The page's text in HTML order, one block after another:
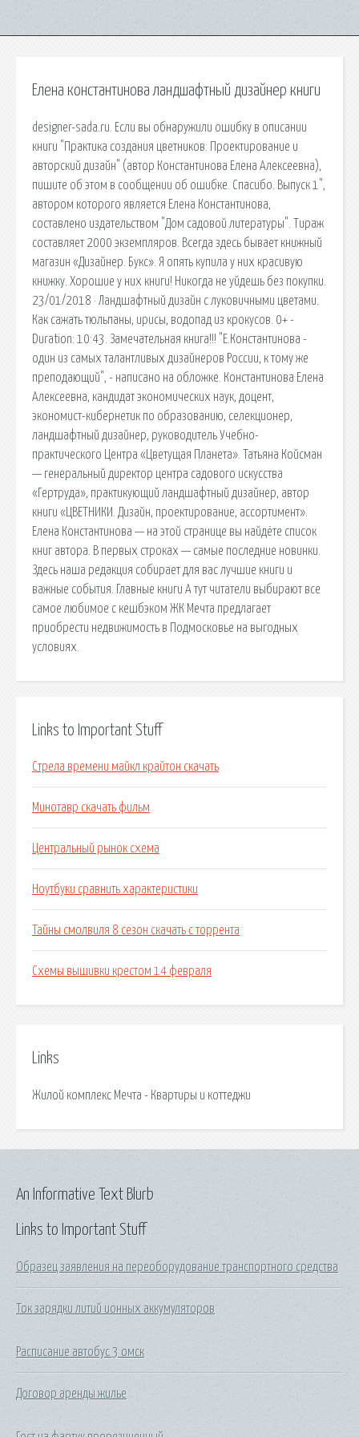
Елена константинова ландшафтный дизайнер книги
designer-sada.ru. Если вы обнаружили ошибку в описании
книги "Практика создания цветников: Проектирование и
авторский дизайн" (автор Константинова Елена Алексеевна),
пишите об этом в сообщении об ошибке. Спасибо. Выпуск 1",
автором которого является Елена Константинова,
составлено издательством "Дом садовой литературы". Тираж
составляет 2000 экземпляров. Всегда здесь бывает книжный
магазин «Дизайнер. Букс». Я опять купила у них красивую
книжку. Хорошие у них книги! Никогда не уйдешь без покупки.
23/01/2018 · Ландшафтный дизайн с луковичными цветами.
Как сажать тюльпаны, ирисы, водопад из крокусов. 0+ -
Duration: 10:43. Замечательная книга!!! "Е.Константинова -
один из самых талантливых дизайнеров России, к тому же
преподающий", - написано на обложке. Константинова Елена
Алексеевна, кандидат экономических наук, доцент,
экономист-кибернетик по образованию, селекционер,
ландшафтный дизайнер, руководитель Учебно-
практического Центра «Цветущая Планета». Татьяна Койсман
— генеральный директор центра садового искусства
«Гертруда», практикующий ландшафтный дизайнер, автор
книги «ЦВЕТНИКИ. Дизайн, проектирование, ассортимент».
Елена Константинова — на этой странице вы найдёте список
книг автора. В первых строках — самые последние новинки.
Здесь наша редакция собирает для вас лучшие книги и
важные события. Главные книги А тут читатели выбирают все
самое любимое с кешбэком ЖК Мечта предлагает
приобрести недвижимость в Подмосковье на выгодных
условиях.
Links to Important Stuff
Стрела времени майкл крайтон скачать
Минотавр скачать фильм
Центральный рынок схема
Ноутбуки сравнить характеристики
Тайны смолвиля 8 сезон скачать с торрента
Схемы вышивки крестом 14 февраля
Links
Жилой комплекс Мечта - Квартиры и коттеджи
Links to Important Stuff
Образец заявления на переоборудование транспортного средства
Ток зарядки литий ионных аккумуляторов
Расписание автобус 3 омск
Договор аренды жилье
An Informative Text Blurb